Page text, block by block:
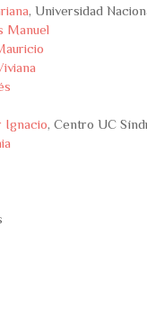
, Universidad
Manuel
Ignacio, Centro UC